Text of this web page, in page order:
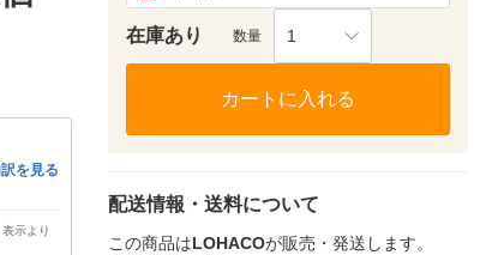
を見る
示より
在庫あり 数量 1
カートに入れる
配送情報・送料について
この商品はLOHACOが販売・発送します。